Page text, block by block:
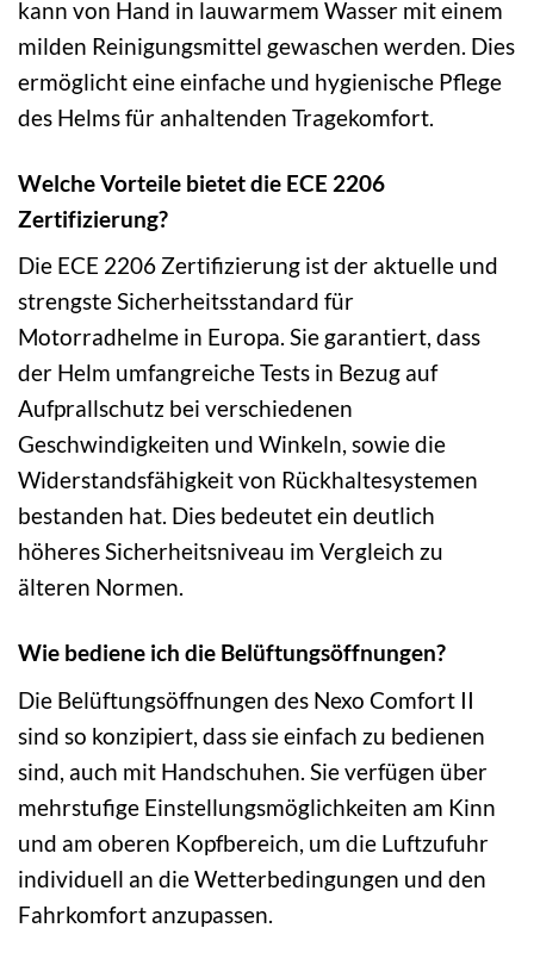
kann von Hand in lauwarmem Wasser mit einem
milden Reinigungsmittel gewaschen werden. Dies
ermöglicht eine einfache und hygienische Pflege
des Helms für anhaltenden Tragekomfort.
Welche Vorteile bietet die ECE 2206
Zertifizierung?
Die ECE 2206 Zertifizierung ist der aktuelle und
strengste Sicherheitsstandard für
Motorradhelme in Europa. Sie garantiert, dass
der Helm umfangreiche Tests in Bezug auf
Aufprallschutz bei verschiedenen
Geschwindigkeiten und Winkeln, sowie die
Widerstandsfähigkeit von Rückhaltesystemen
bestanden hat. Dies bedeutet ein deutlich
höheres Sicherheitsniveau im Vergleich zu
älteren Normen.
Wie bediene ich die Belüftungsöffnungen?
Die Belüftungsöffnungen des Nexo Comfort II
sind so konzipiert, dass sie einfach zu bedienen
sind, auch mit Handschuhen. Sie verfügen über
mehrstufige Einstellungsmöglichkeiten am Kinn
und am oberen Kopfbereich, um die Luftzufuhr
individuell an die Wetterbedingungen und den
Fahrkomfort anzupassen.